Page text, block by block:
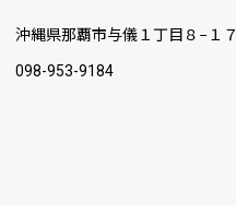
沖縄県那覇市与儀１丁目８−１７
098-953-9184